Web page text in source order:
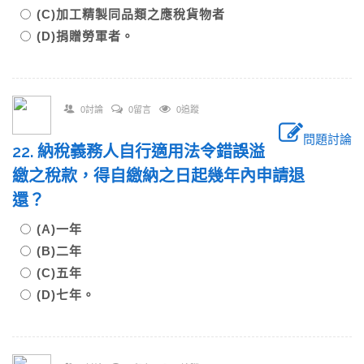
(C)加工精製同品類之應稅貨物者
(D)捐贈勞軍者。
0討論 0留言 0追蹤
問題討論
22. 納稅義務人自行適用法令錯誤溢
繳之稅款，得自繳納之日起幾年內申請退
還？
(A)一年
(B)二年
(C)五年
(D)七年。